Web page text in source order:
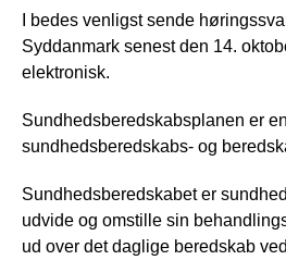
I bedes venligst sende
Syddanmark senest den 14.
elektronisk.
Sundhedsberedskabsplanen er
sundhedsberedskabs- og
Sundhedsberedskabet er
udvide og omstille sin
ud over det daglige beredskab